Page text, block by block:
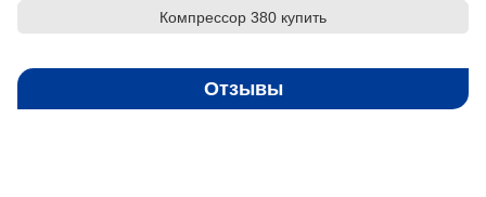
Компрессор 380 купить
Отзывы